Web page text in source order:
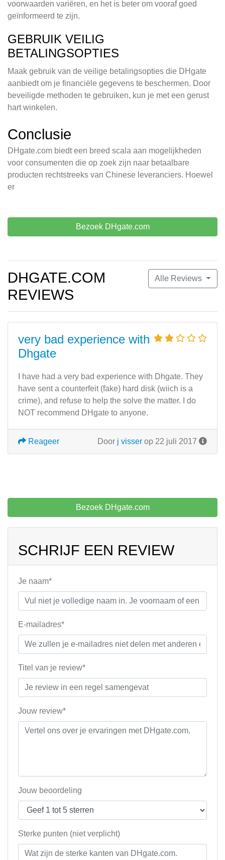
voorwaarden variëren, en het is beter om vooraf goed
geïnformeerd te zijn.
GEBRUIK VEILIG
BETALINGSOPTIES
Maak gebruik van de veilige betalingsopties die DHgate
aanbiedt om je financiële gegevens te beschermen. Door
beveiligde methoden te gebruiken, kun je met een gerust
hart winkelen.
Conclusie
DHgate.com biedt een breed scala aan mogelijkheden
voor consumenten die op zoek zijn naar betaalbare
producten rechtstreeks van Chinese leveranciers. Hoewel
er
Bezoek DHgate.com
Alle Reviews
DHGATE.COM
REVIEWS
very bad experience with
Dhgate
I have had a very bad experience with Dhgate. They
have sent a counterfeit (fake) hard disk (wiich is a
crime), and refuse to help the solve the matter. I do
NOT recommend DHgate to anyone.
Door j visser op 22 juli 2017
Reageer
Bezoek DHgate.com
SCHRIJF EEN REVIEW
Je naam*
E-mailadres*
Titel van je review*
Jouw review*
Jouw beoordeling
Sterke punten (niet verplicht)